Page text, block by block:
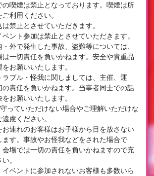
の喫煙は禁止となっております。喫煙は所
利用ください。
は禁止とさせていただきます。
ベント参加は禁止とさせていただきます。
・外で発生した事故、盗難等については、
は一切責任を負いかねます。安全や貴重品
お願いいたします。
ラブル・怪我に関しましては、主催、運
の責任を負いかねます。当事者同士での話
お願いいたします。
っていただけない場合やご理解いただけな
慮ください。
お連れのお客様はお子様から目を放さない
ます。事故やお怪我などをされた場合で
会場では一切の責任を負いかねますので充
。
イベントに参加されないお客様も多数いら